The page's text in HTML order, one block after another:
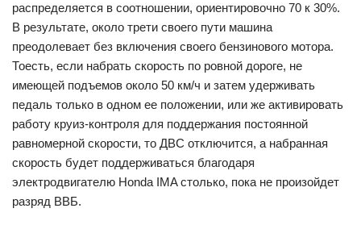
распределяется в соотношении, ориентировочно 70 к 30%.
В результате, около трети своего пути машина
преодолевает без включения своего бензинового мотора.
Тоесть, если набрать скорость по ровной дороге, не
имеющей подъемов около 50 км/ч и затем удерживать
педаль только в одном ее положении, или же активировать
работу круиз-контроля для поддержания постоянной
равномерной скорости, то ДВС отключится, а набранная
скорость будет поддерживаться благодаря
электродвигателю Honda IMA столько, пока не произойдет
разряд ВВБ.